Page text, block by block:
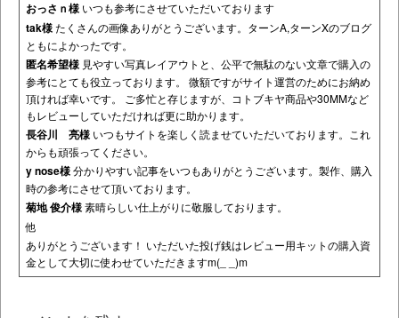
おっさｎ様 いつも参考にさせていただいております
tak様たくさんの画像ありがとうございます。ターンA,ターンXのブログ
ともによかったです。
匿名希望様 見やすい写真レイアウトと、公平で無駄のない文章で購入の
参考にとても役立っております。 微額ですがサイト運営のためにお納め
頂ければ幸いです。 ご多忙と存じますが、コトブキヤ商品や30MMなど
もレビューしていただければ更に助かります。
長谷川 亮様 いつもサイトを楽しく読ませていただいております。これ
からも頑張ってください。
y nose様分かりやすい記事をいつもありがとうございます。製作、購入
時の参考にさせて頂いております。
菊地 俊介様素晴らしい仕上がりに敬服しております。
他
ありがとうございます！ いただいた投げ銭はレビュー用キットの購入資
金として大切に使わせていただきますm(_ _)m